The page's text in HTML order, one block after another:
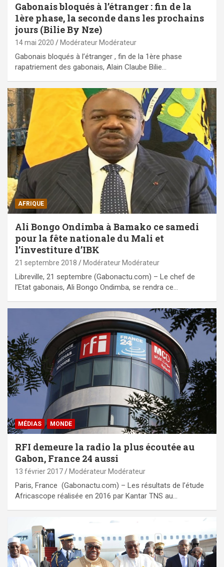
Gabonais bloqués à l’étranger : fin de la
1ère phase, la seconde dans les prochains
jours (Bilie By Nze)
14 mai 2020 Modérateur Modérateur
Gabonais bloqués à l’étranger , fin de la 1ère phase
rapatriement des gabonais, Alain Claube Bilie…
AFRIQUE
Ali Bongo Ondimba à Bamako ce samedi
pour la fête nationale du Mali et
l’investiture d’IBK
21 septembre 2018 Modérateur Modérateur
Libreville, 21 septembre (Gabonactu.com) – Le chef de
l’Etat gabonais, Ali Bongo Ondimba, se rendra ce…
MÉDIAS MONDE
RFI demeure la radio la plus écoutée au
Gabon, France 24 aussi
13 février 2017 Modérateur Modérateur
Paris, France (Gabonactu.com) – Les résultats de l’étude
Africascope réalisée en 2016 par Kantar TNS au…